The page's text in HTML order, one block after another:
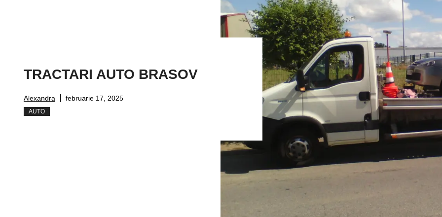
TRACTARI AUTO BRASOV
Alexandra februarie 17, 2025
AUTO